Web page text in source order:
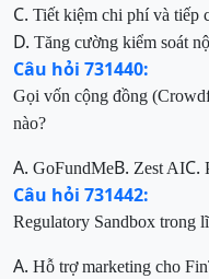
C. Tiết kiệm chi phí và tiếp
D. Tăng cường kiểm soát
Câu hỏi 731440:
Gọi vốn cộng đồng
nào?
A. GoFundMeB. Zest AIC.
Câu hỏi 731442:
Regulatory Sandbox trong
A. Hỗ trợ marketing cho